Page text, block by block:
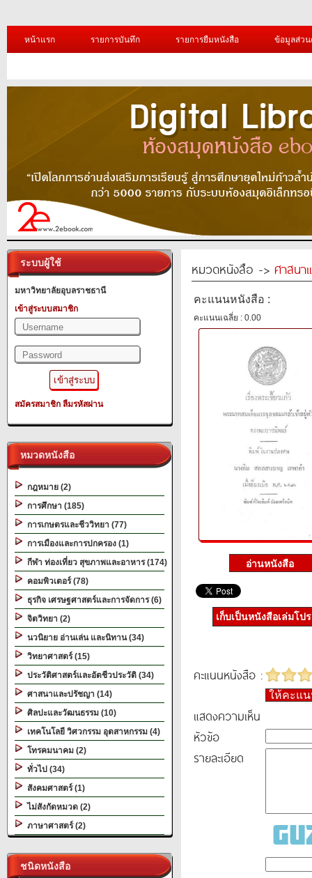
หน้าแรก รายการบันทึก รายการยืมหนังสือ ข้อมูลส่ว
ระบบผู้ใช้
มหาวิทยาลัยอุบลราชธานี
เข้าสู่ระบบสมาชิก
สมัครสมาชิก ลืมรหัสผ่าน
หมวดหนังสือ
กฎหมาย (2)
การศึกษา (185)
การเกษตรและชีววิทยา (77)
การเมืองและการปกครอง (1)
กีฬา ท่องเที่ยว สุขภาพและอาหาร (174)
คอมพิวเตอร์ (78)
ธุรกิจ เศรษฐศาสตร์และการจัดการ (6)
จิตวิทยา (2)
นวนิยาย อ่านเล่น และนิทาน (34)
วิทยาศาสตร์ (15)
ประวัติศาสตร์และอัตชีวประวัติ (34)
ศาสนาและปรัชญา (14)
ศิลปะและวัฒนธรรม (10)
เทคโนโลยี วิศวกรรม อุตสาหกรรม (4)
โทรคมนาคม (2)
ทั่วไป (34)
สังคมศาสตร์ (1)
ไม่สังกัดหมวด (2)
ภาษาศาสตร์ (2)
ชนิดหนังสือ
หมวดหนังสือ -> ศาสนา
คะแนนหนังสือ :
คะแนนเฉลี่ย : 0.00
เก็บเป็นหนังสือเล่มโป
คะแนนหนังสือ :
ให้คะแ
แสดงความเห็น
หัวข้อ
รายละเอียด